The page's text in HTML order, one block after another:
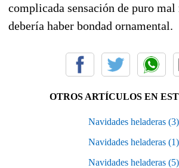
complicada sensación de puro
debería haber bondad ornamental.
OTROS ARTÍCULOS EN
Navidades heladeras (3)
Navidades heladeras (1)
Navidades heladeras (5)